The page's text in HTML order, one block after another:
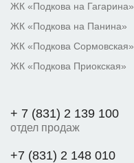
ЖК «Подкова на Гагарина»
ЖК «Подкова на Панина»
ЖК «Подкова Сормовская»
ЖК «Подкова Приокская»
+ 7 (831) 2 139 100
отдел продаж
+7 (831) 2 148 010